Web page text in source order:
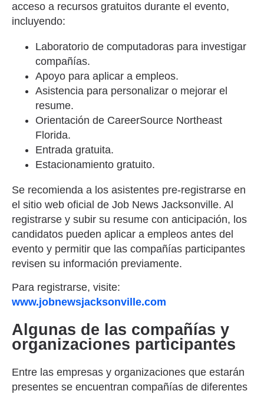
acceso a recursos gratuitos durante el evento,
incluyendo:
Laboratorio de computadoras para investigar
compañías.
Apoyo para aplicar a empleos.
Asistencia para personalizar o mejorar el
resume.
Orientación de CareerSource Northeast
Florida.
Entrada gratuita.
Estacionamiento gratuito.
Se recomienda a los asistentes pre-registrarse en
el sitio web oficial de Job News Jacksonville. Al
registrarse y subir su resume con anticipación, los
candidatos pueden aplicar a empleos antes del
evento y permitir que las compañías participantes
revisen su información previamente.
Para registrarse, visite:
www.jobnewsjacksonville.com
Algunas de las compañías y
organizaciones participantes
Entre las empresas y organizaciones que estarán
presentes se encuentran compañías de diferentes